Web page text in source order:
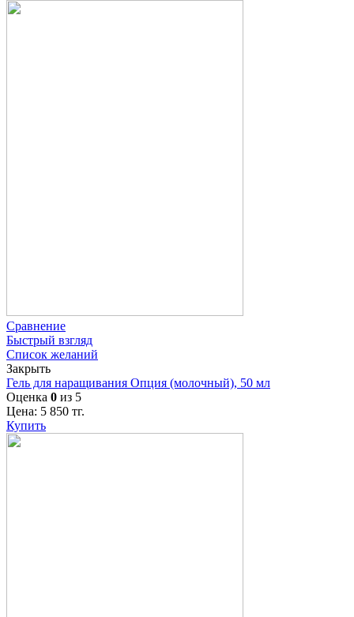
Сравнение
Быстрый взгляд
Список желаний
Закрыть
Гель для наращивания Опция (молочный), 50 мл
Оценка 0 из 5
Цена: 5 850 тг.
Купить